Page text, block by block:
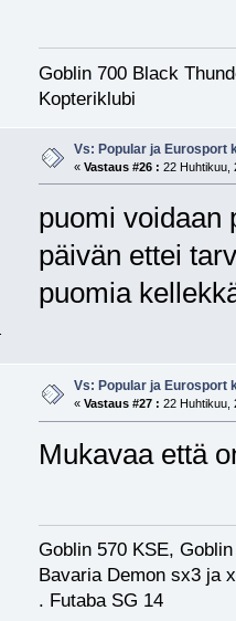
Goblin 700 Black
Kopteriklubi
Vs: Popular ja Eurosport
« Vastaus #26 : 22 Huhtikuu,
puomi voidaan
päivän ettei
puomia
Vs: Popular ja Eurosport
« Vastaus #27 : 22 Huhtikuu,
Mukavaa että
Goblin 570 KSE,
Bavaria Demon sx3 ja
. Futaba SG 14